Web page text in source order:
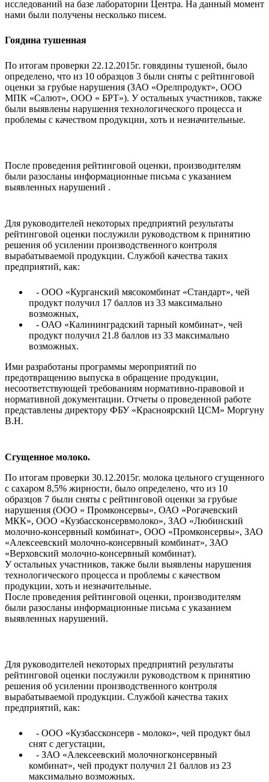
исследований на базе лаборатории Центра. На данный момент
нами были получены несколько писем.
Гоядина тушенная
По итогам проверки 22.12.2015г. говядины тушеной, было
определено, что из 10 образцов 3 были сняты с рейтинговой
оценки за грубые нарушения (ЗАО «Орелпродукт», ООО
МПК «Салют», ООО « БРТ»). У остальных участников, также
были выявлены нарушения технологического процесса и
проблемы с качеством продукции, хоть и незначительные.
После проведения рейтинговой оценки, производителям
были разосланы информационные письма с указанием
выявленных нарушений .
Для руководителей некоторых предприятий результаты
рейтинговой оценки послужили руководством к принятию
решения об усилении производственного контроля
вырабатываемой продукции. Службой качества таких
предприятий, как:
- ООО «Курганский мясокомбинат «Стандарт», чей
продукт получил 17 баллов из 33 максимально
возможных,
- ОАО «Калининградский тарный комбинат», чей
продукт получил 21.8 баллов из 33 максимально
возможных.
Ими разработаны программы мероприятий по
предотвращению выпуска в обращение продукции,
несоответствующей требованиям нормативно-правовой и
нормативной документации. Отчеты о проведенной работе
представлены директору ФБУ «Красноярский ЦСМ» Моргуну
В.Н.
Сгущенное молоко.
По итогам проверки 30.12.2015г. молока цельного сгущенного
с сахаром 8,5% жирности, было определено, что из 10
образцов 7 были сняты с рейтинговой оценки за грубые
нарушения (ООО « Промконсервы», ОАО «Рогачевский
МКК», ООО «Кузбассконсервмолоко», ЗАО «Любинский
молочно-консервный комбинат», ООО «Промконсервы», ЗАО
«Алексеевский молочно-консервный комбинат», ЗАО
«Верховский молочно-консервный комбинат).
У остальных участников, также были выявлены нарушения
технологического процесса и проблемы с качеством
продукции, хоть и незначительные.
После проведения рейтинговой оценки, производителям
были разосланы информационные письма с указанием
выявленных нарушений.
Для руководителей некоторых предприятий результаты
рейтинговой оценки послужили руководством к принятию
решения об усилении производственного контроля
вырабатываемой продукции. Службой качества таких
предприятий, как:
- ООО «Кузбассконсерв - молоко», чей продукт был
снят с дегустации,
- ЗАО «Алексеевский молочногконсервный
комбинат», чей продукт получил 21 баллов из 23
максимально возможных.